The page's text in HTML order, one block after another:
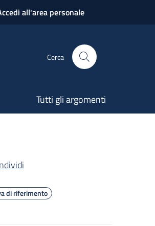
all'area personale
Cerca
Tutti gli argomenti
di riferimento